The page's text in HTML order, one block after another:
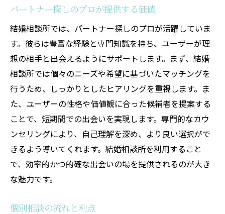
パートナー探しのプロが提供する価値
結婚相談所では、パートナー探しのプロが活躍していま
す。彼らは豊富な経験と専門知識を持ち、ユーザーが理
想の相手と出会えるようにサポートします。まず、結婚
相談所では個々のニーズや希望に基づいたマッチングを
行うため、しっかりとしたヒアリングを重視します。ま
た、ユーザーの性格や価値観に合った候補者を提案する
ことで、短期間での出会いを実現します。専門的なカウ
ンセリングにより、自己理解を深め、より良い選択がで
きるよう導いてくれます。結婚相談所を利用すること
で、効率的かつ的確な出会いの場を提供されるのが大き
な魅力です。
個別相談の流れと利点